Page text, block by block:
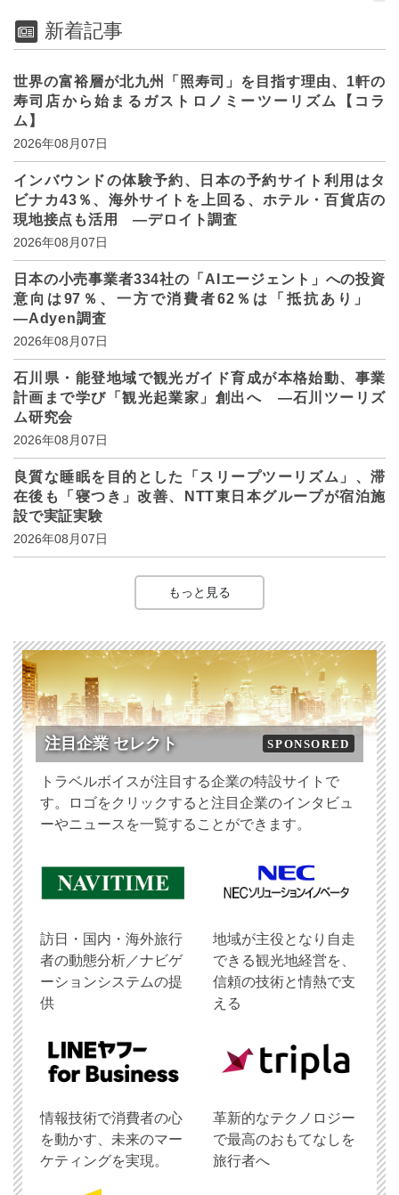
新着記事
世界の富裕層が北九州「照寿司」を目指す理由、1軒の
寿司店から始まるガストロノミーツーリズム【コラ
ム】
2026年08月07日
インバウンドの体験予約、日本の予約サイト利用はタ
ビナカ43％、海外サイトを上回る、ホテル・百貨店の
現地接点も活用 ―デロイト調査
2026年08月07日
日本の小売事業者334社の「AIエージェント」への投資
意向は97％、一方で消費者62％は「抵抗あり」
―Adyen調査
2026年08月07日
石川県・能登地域で観光ガイド育成が本格始動、事業
計画まで学び「観光起業家」創出へ ―石川ツーリズ
ム研究会
2026年08月07日
良質な睡眠を目的とした「スリープツーリズム」、滞
在後も「寝つき」改善、NTT東日本グループが宿泊施
設で実証実験
2026年08月07日
もっと見る
注目企業 セレクト SPONSORED
トラベルボイスが注目する企業の特設サイトで
す。ロゴをクリックすると注目企業のインタビュ
ーやニュースを一覧することができます。
訪日・国内・海外旅行
者の動態分析／ナビゲ
ーションシステムの提
供
地域が主役となり自走
できる観光地経営を、
信頼の技術と情熱で支
える
情報技術で消費者の心
を動かす、未来のマー
ケティングを実現。
革新的なテクノロジー
で最高のおもてなしを
旅行者へ